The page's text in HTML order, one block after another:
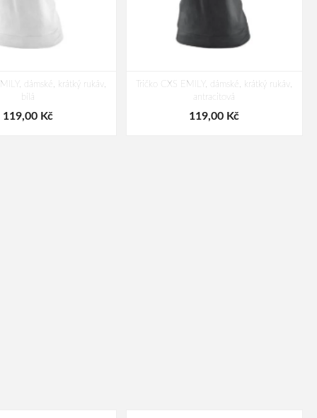
dámské, krátký rukáv,
bílá
119,00 Kč
Tričko CXS EMILY, dámské, krátký rukáv,
antracitová
119,00 Kč